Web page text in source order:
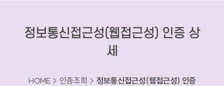
정보통신접근성(웹접근성) 인증 상
세
HOME > 인증조회 > 정보통신접근성(웹접근성) 인증